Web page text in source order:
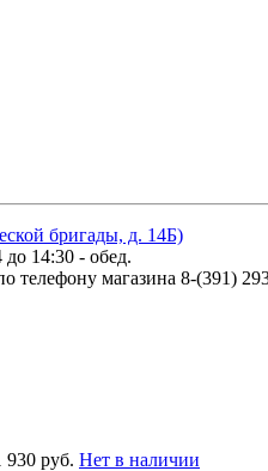
бригады, д. 14Б)
14:30 - обед.
телефону магазина 8-(391)
930 руб. Нет в наличии